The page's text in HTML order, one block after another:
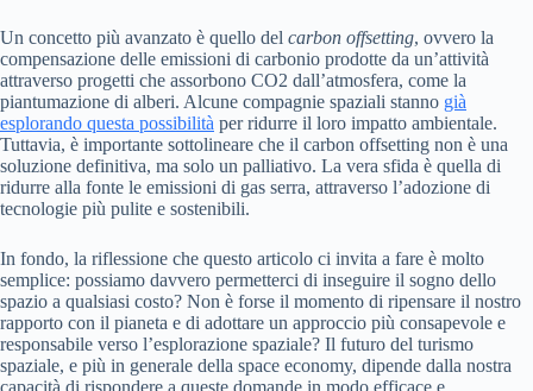
Un concetto più avanzato è quello del carbon offsetting, ovvero la
compensazione delle emissioni di carbonio prodotte da un’attività
attraverso progetti che assorbono CO2 dall’atmosfera, come la
piantumazione di alberi. Alcune compagnie spaziali stanno già
esplorando questa possibilità per ridurre il loro impatto ambientale.
Tuttavia, è importante sottolineare che il carbon offsetting non è una
soluzione definitiva, ma solo un palliativo. La vera sfida è quella di
ridurre alla fonte le emissioni di gas serra, attraverso l’adozione di
tecnologie più pulite e sostenibili.
In fondo, la riflessione che questo articolo ci invita a fare è molto
semplice: possiamo davvero permetterci di inseguire il sogno dello
spazio a qualsiasi costo? Non è forse il momento di ripensare il nostro
rapporto con il pianeta e di adottare un approccio più consapevole e
responsabile verso l’esplorazione spaziale? Il futuro del turismo
spaziale, e più in generale della space economy, dipende dalla nostra